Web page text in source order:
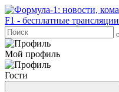
Мой профиль
Гости